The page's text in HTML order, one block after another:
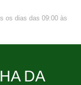
os dias das 09:00 às
DA